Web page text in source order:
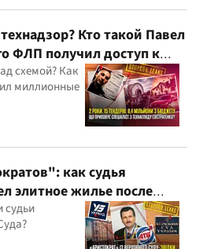
Кто такой Павел
ФЛП получил доступ к
схемой? Как
миллионные
как судья
элитное жилье после
судьи